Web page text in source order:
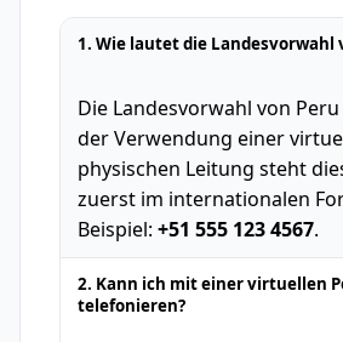
1. Wie lautet die Landesvorwahl
Die Landesvorwahl von
der Verwendung einer
physischen Leitung steht
zuerst im internationalen
Beispiel: +51 555 123 4567.
2. Kann ich mit einer virtuellen
telefonieren?